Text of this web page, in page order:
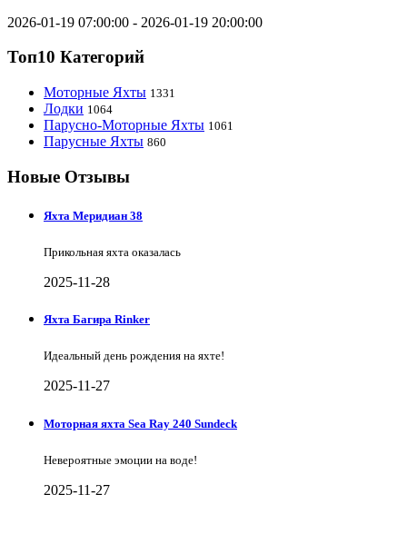
2026-01-19 07:00:00 - 2026-01-19 20:00:00
Топ10 Категорий
Моторные Яхты 1331
Лодки 1064
Парусно-Моторные Яхты 1061
Парусные Яхты 860
Новые Отзывы
Яхта Меридиан 38
Прикольная яхта оказалась
2025-11-28
Яхта Багира Rinker
Идеальный день рождения на яхте!
2025-11-27
Моторная яхта Sea Ray 240 Sundeck
Невероятные эмоции на воде!
2025-11-27